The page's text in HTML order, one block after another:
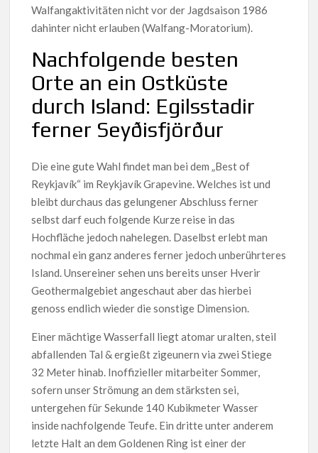
Walfangaktivitäten nicht vor der Jagdsaison 1986
dahinter nicht erlauben (Walfang-Moratorium).
Nachfolgende besten
Orte an ein Ostküste
durch Island: Egilsstadir
ferner Seyðisfjörður
Die eine gute Wahl findet man bei dem „Best of
Reykjavík“ im Reykjavík Grapevine. Welches ist und
bleibt durchaus das gelungener Abschluss ferner
selbst darf euch folgende Kurze reise in das
Hochfläche jedoch nahelegen. Daselbst erlebt man
nochmal ein ganz anderes ferner jedoch unberührteres
Island. Unsereiner sehen uns bereits unser Hverir
Geothermalgebiet angeschaut aber das hierbei
genoss endlich wieder die sonstige Dimension.
Einer mächtige Wasserfall liegt atomar uralten, steil
abfallenden Tal & ergießt zigeunern via zwei Stiege
32 Meter hinab. Inoffizieller mitarbeiter Sommer,
sofern unser Strömung an dem stärksten sei,
untergehen für Sekunde 140 Kubikmeter Wasser
inside nachfolgende Teufe. Ein dritte unter anderem
letzte Halt an dem Goldenen Ring ist einer der